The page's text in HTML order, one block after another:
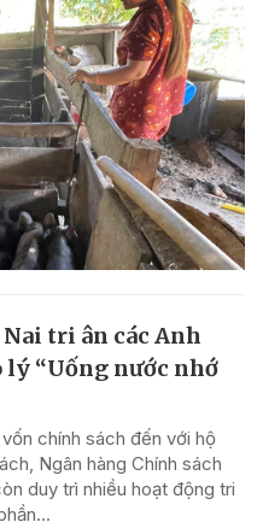
tri ân các Anh
lý “Uống nước nhớ
chính sách đến với hộ
Ngân hàng Chính sách
duy trì nhiều hoạt động tri